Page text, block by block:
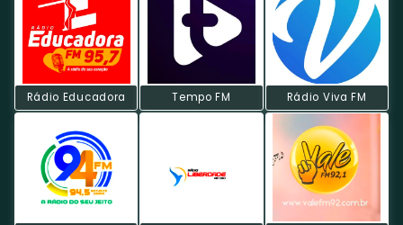
Rádio Educadora Tempo FM Rádio Viva FM